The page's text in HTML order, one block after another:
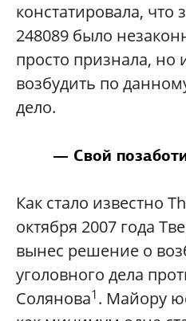
констатировала, что
248089 было
просто признала, но
возбудить по
дело.
— Свой
Как стало известно
октября 2007 года
вынес решение о
уголовного дела
Солянова1 . Майору